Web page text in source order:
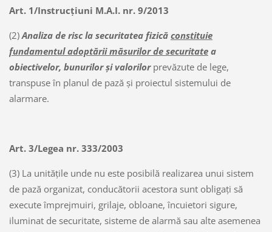
Art. 1/Instrucțiuni M.A.I. nr. 9/2013
(2) Analiza de risc la securitatea fizică constituie
fundamentul adoptării măsurilor de securitatea
obiectivelor, bunurilor şi valorilorprevăzute de lege,
transpuse în planul de pază şi proiectul sistemului de
alarmare.
Art. 3/Legea nr. 333/2003
(3) La unităţile unde nu este posibilă realizarea unui sistem
de pază organizat, conducătorii acestora sunt obligaţi să
execute împrejmuiri, grilaje, obloane, încuietori sigure,
iluminat de securitate, sisteme de alarmă sau alte asemenea